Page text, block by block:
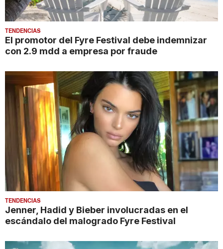
TENDENCIAS
El promotor del Fyre Festival debe indemnizar
con 2.9 mdd a empresa por fraude
TENDENCIAS
Jenner, Hadid y Bieber involucradas en el
escándalo del malogrado Fyre Festival